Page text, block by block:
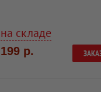
на складе
199 р.